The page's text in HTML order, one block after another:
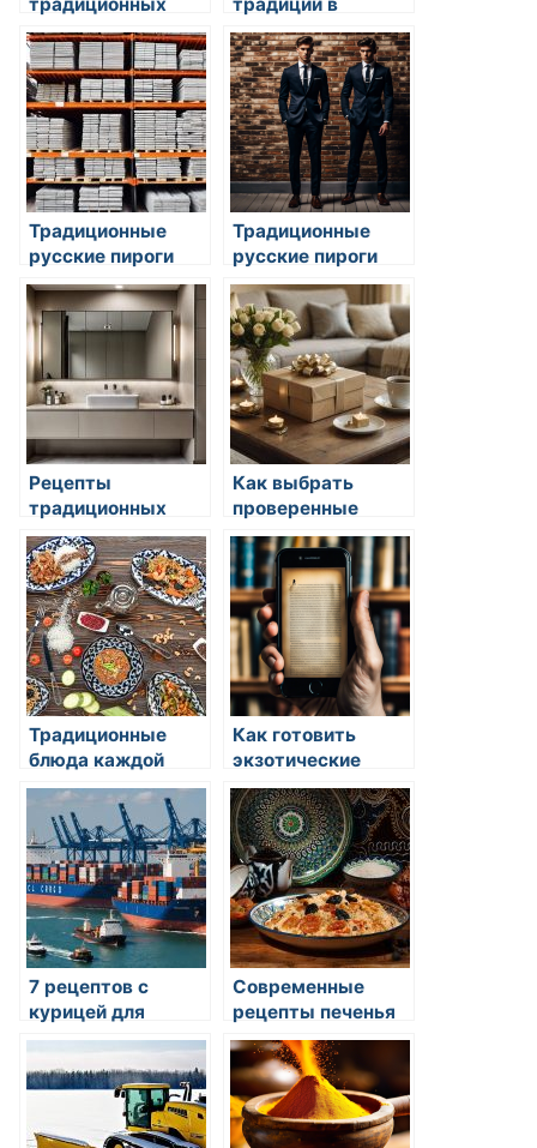
традиционных
закусок из разных
культур
традиций в
кулинарии
Традиционные
русские пироги
Традиционные
русские пироги
Рецепты
традиционных
мясных блюд
Как выбрать
проверенные
источники
рецептов
Традиционные
блюда каждой
страны мира
Как готовить
экзотические
блюда
7 рецептов с
курицей для
быстрого ужина
Современные
рецепты печенья